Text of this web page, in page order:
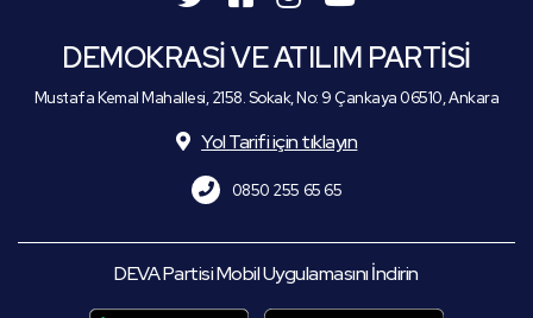
DEMOKRASİ VE ATILIM PARTİSİ
Mustafa Kemal Mahallesi, 2158. Sokak, No: 9 Çankaya 06510, Ankara
Yol Tarifi için tıklayın
0850 255 65 65
DEVA Partisi Mobil Uygulamasını İndirin